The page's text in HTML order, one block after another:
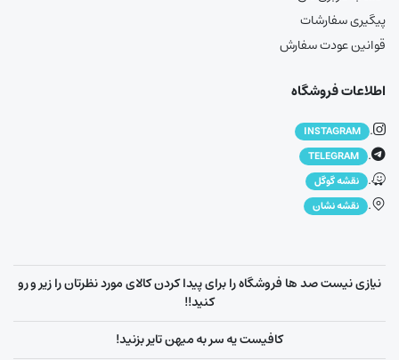
پیگیری سفارشات
قوانین عودت سفارش
اطلاعات فروشگاه
.
INSTAGRAM
.
TELEGRAM
. نقشه گوگل
. نقشه نشان
نیازی نیست صد ها فروشگاه را برای پیدا کردن کالای مورد نظرتان را زیر و رو
کنید!!
کافیست یه سر به میهن تایر بزنید!